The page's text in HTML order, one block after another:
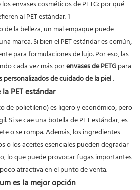
de la belleza, un mal empaque puede
marca. Si bien el PET estándar es común,
para formulaciones de lujo. Por eso, las
cada vez más porenvases de PETGpara
de cuidado de la piel.
PET estándar
de polietileno) es ligero y económico, pero
Si se cae una botella de PET estándar, es
o se rompa. Además, los ingredientes
o los aceites esenciales pueden degradar
lo que puede provocar fugas importantes
atractiva en el punto de venta.
es la mejor opción